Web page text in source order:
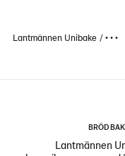
Lantmännen Unibake • • •
BRÖD
Lantmännen